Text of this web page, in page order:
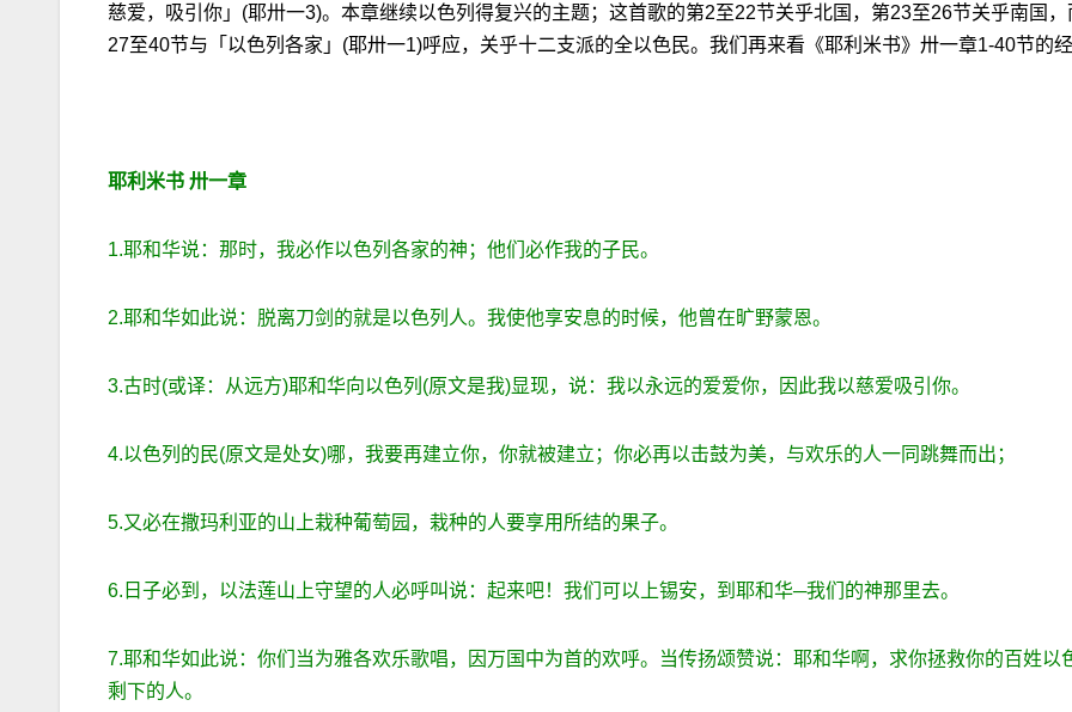
慈爱，吸引你」(耶卅一3)。本章继续以色列得复兴的主题；这首歌的第2至22节关乎北国，第23至26节关乎南国，
27至40节与「以色列各家」(耶卅一1)呼应，关乎十二支派的全以色民。我们再来看《耶利米书》卅一章1-40节的
耶利米书 卅一章
1.耶和华说：那时，我必作以色列各家的神；他们必作我的子民。
2.耶和华如此说：脱离刀剑的就是以色列人。我使他享安息的时候，他曾在旷野蒙恩。
3.古时(或译：从远方)耶和华向以色列(原文是我)显现，说：我以永远的爱爱你，因此我以慈爱吸引你。
4.以色列的民(原文是处女)哪，我要再建立你，你就被建立；你必再以击鼓为美，与欢乐的人一同跳舞而出；
5.又必在撒玛利亚的山上栽种葡萄园，栽种的人要享用所结的果子。
6.日子必到，以法莲山上守望的人必呼叫说：起来吧！我们可以上锡安，到耶和华─我们的神那里去。
7.耶和华如此说：你们当为雅各欢乐歌唱，因万国中为首的欢呼。当传扬颂赞说：耶和华啊，求你拯救你的百姓以
剩下的人。